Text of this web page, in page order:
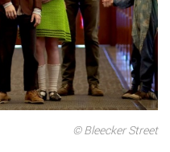
© Bleecker Street